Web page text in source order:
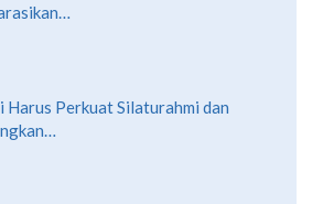
Harus Perkuat Silaturahmi dan